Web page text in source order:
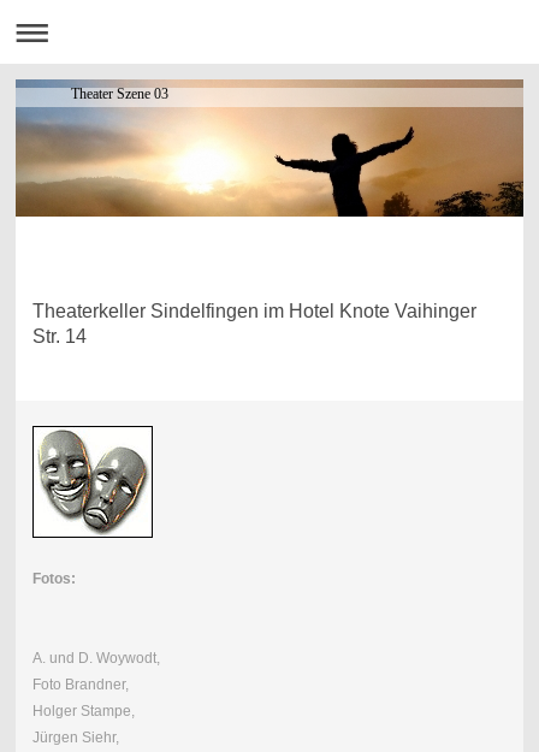
Theater Szene 03
Theaterkeller Sindelfingen im Hotel Knote Vaihinger
Str. 14
Fotos:
A. und D. Woywodt,
Foto Brandner,
Holger Stampe,
Jürgen Siehr,